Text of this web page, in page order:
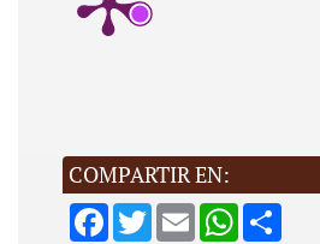
COMPARTIR EN:
F
a
T
w
E
m
W
S
University of Nebraska Press.
económicos y la opinión
Cuernavaca: Facultad de
Universidad Autónoma del